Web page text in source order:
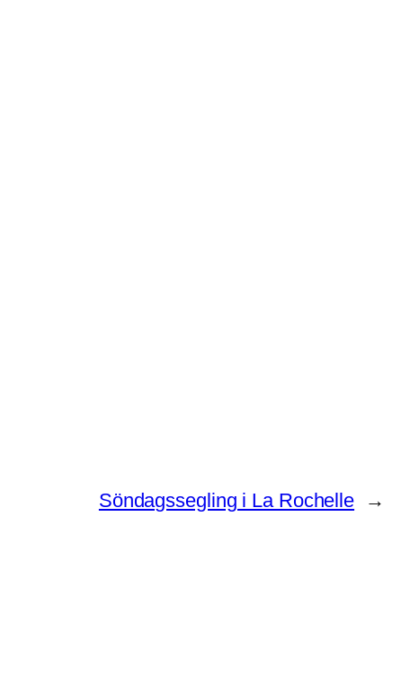
Söndagssegling i La Rochelle →